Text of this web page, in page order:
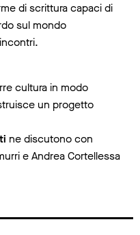
di scrittura capaci di
sul mondo
cultura in modo
un progetto
ne discutono con
e Andrea Cortellessa